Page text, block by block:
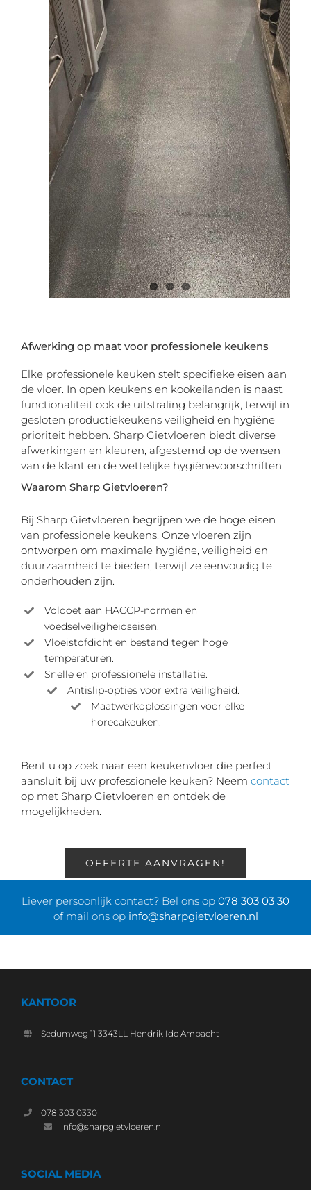
Afwerking op maat voor professionele keukens
Elke professionele keuken stelt specifieke eisen aan
de vloer. In open keukens en kookeilanden is naast
functionaliteit ook de uitstraling belangrijk, terwijl in
gesloten productiekeukens veiligheid en hygiëne
prioriteit hebben. Sharp Gietvloeren biedt diverse
afwerkingen en kleuren, afgestemd op de wensen
van de klant en de wettelijke hygiënevoorschriften.
Waarom Sharp Gietvloeren?
Bij Sharp Gietvloeren begrijpen we de hoge eisen
van professionele keukens. Onze vloeren zijn
ontworpen om maximale hygiëne, veiligheid en
duurzaamheid te bieden, terwijl ze eenvoudig te
onderhouden zijn.
Voldoet aan HACCP-normen en
voedselveiligheidseisen.
Vloeistofdicht en bestand tegen hoge
temperaturen.
Snelle en professionele installatie.
Antislip-opties voor extra veiligheid.
Maatwerkoplossingen voor elke
horecakeuken.
Bent u op zoek naar een keukenvloer die perfect
aansluit bij uw professionele keuken? Neem contact
op met Sharp Gietvloeren en ontdek de
mogelijkheden.
OFFERTE AANVRAGEN!
Liever persoonlijk contact? Bel ons op 078 303 03 30
of mail ons op info@sharpgietvloeren.nl
KANTOOR
Sedumweg 11 3343LL Hendrik Ido Ambacht
CONTACT
078 303 0330
info@sharpgietvloeren.nl
SOCIAL MEDIA